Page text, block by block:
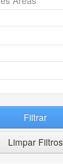
Filtrar
Limpar Filtros